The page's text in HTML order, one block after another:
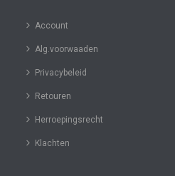
Account
Alg.voorwaaden
Privacybeleid
Retouren
Herroepingsrecht
Klachten